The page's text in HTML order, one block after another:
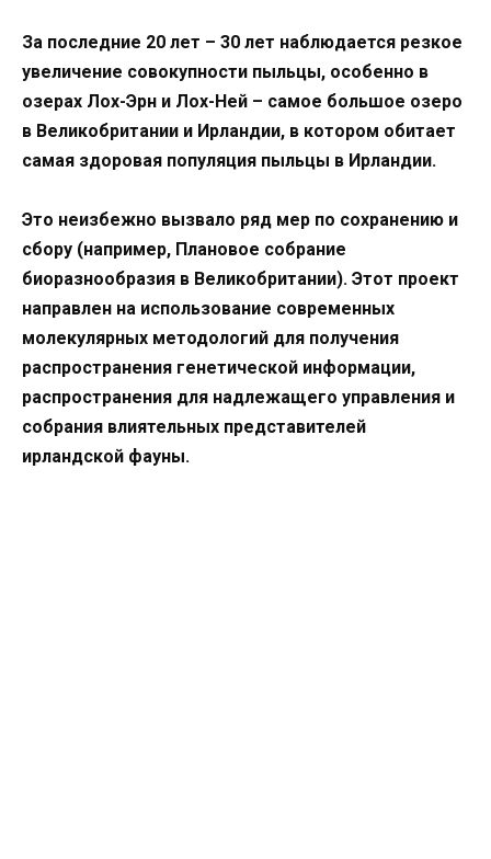
За последние 20 лет – 30 лет наблюдается резкое
увеличение совокупности пыльцы, особенно в
озерах Лох-Эрн и Лох-Ней – самое большое озеро
в Великобритании и Ирландии, в котором обитает
самая здоровая популяция пыльцы в Ирландии.
Это неизбежно вызвало ряд мер по сохранению и
сбору (например, Плановое собрание
биоразнообразия в Великобритании). Этот проект
направлен на использование современных
молекулярных методологий для получения
распространения генетической информации,
распространения для надлежащего управления и
собрания влиятельных представителей
ирландской фауны.